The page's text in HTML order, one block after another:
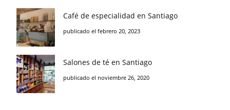
Café de especialidad en Santiago
publicado el febrero 20, 2023
Salones de té en Santiago
publicado el noviembre 26, 2020